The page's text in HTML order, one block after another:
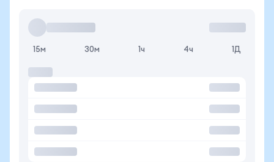
15м 30м 1ч 4ч 1Д